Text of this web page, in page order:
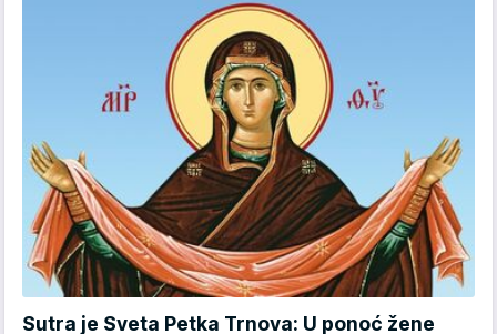
Sutra je Sveta Petka Trnova: U ponoć žene